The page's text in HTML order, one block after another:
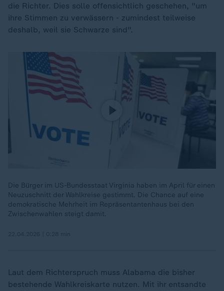
die Richter. Dies solle offensichtlich geschehen, "um
ihre Stimmen zu verwässern - zumindest teilweise
deshalb, weil sie Schwarze sind".
Die Bürger im US-Bundesstaat Virginia haben im April für einen
Neuzuschnitt der Wahlkreise gestimmt. Die Chance auf eine
demokratische Mehrheit im Repräsentantenhaus bei den
Zwischenwahlen steigt damit.
Laut dem Richterspruch muss Alabama die bisher
bestehende Wahlkreiskarte nutzen. Mit ihr entsandte